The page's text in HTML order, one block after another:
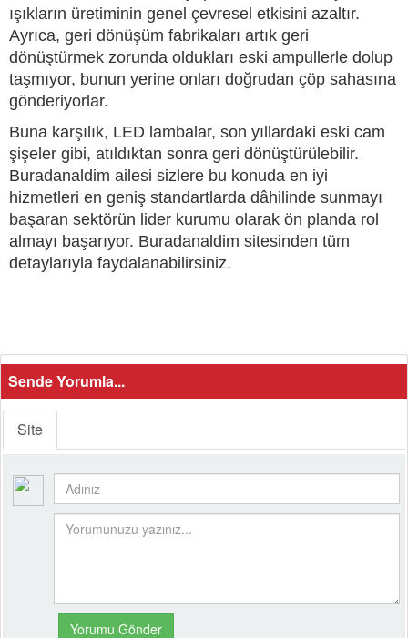
ışıkların üretiminin genel çevresel etkisini azaltır.
Ayrıca, geri dönüşüm fabrikaları artık geri
dönüştürmek zorunda oldukları eski ampullerle dolup
taşmıyor, bunun yerine onları doğrudan çöp sahasına
gönderiyorlar.
Buna karşılık, LED lambalar, son yıllardaki eski cam
şişeler gibi, atıldıktan sonra geri dönüştürülebilir.
Buradanaldim ailesi sizlere bu konuda en iyi
hizmetleri en geniş standartlarda dâhilinde sunmayı
başaran sektörün lider kurumu olarak ön planda rol
almayı başarıyor. Buradanaldim sitesinden tüm
detaylarıyla faydalanabilirsiniz.
Sende Yorumla...
Site